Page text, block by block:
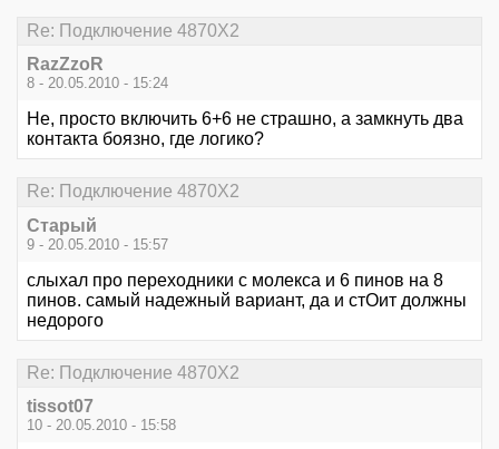
Re: Подключение 4870Х2
RazZzoR
8 - 20.05.2010 - 15:24
Не, просто включить 6+6 не страшно, а замкнуть два
контакта боязно, где логико?
Re: Подключение 4870Х2
Старый
9 - 20.05.2010 - 15:57
слыхал про переходники с молекса и 6 пинов на 8
пинов. самый надежный вариант, да и стОит должны
недорого
Re: Подключение 4870Х2
tissot07
10 - 20.05.2010 - 15:58